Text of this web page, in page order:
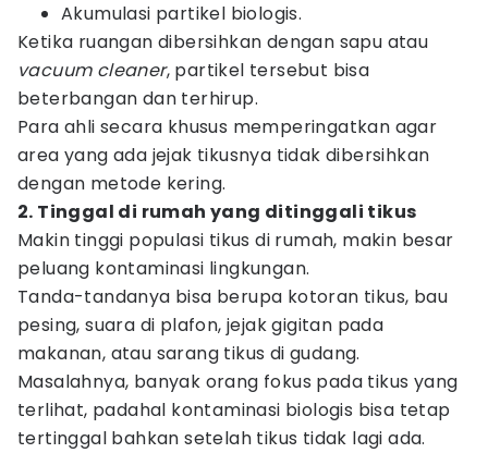
Akumulasi partikel biologis.
Ketika ruangan dibersihkan dengan sapu atau
vacuum cleaner, partikel tersebut bisa
beterbangan dan terhirup.
Para ahli secara khusus memperingatkan agar
area yang ada jejak tikusnya tidak dibersihkan
dengan metode kering.
2. Tinggal di rumah yang ditinggali tikus
Makin tinggi populasi tikus di rumah, makin besar
peluang kontaminasi lingkungan.
Tanda-tandanya bisa berupa kotoran tikus, bau
pesing, suara di plafon, jejak gigitan pada
makanan, atau sarang tikus di gudang.
Masalahnya, banyak orang fokus pada tikus yang
terlihat, padahal kontaminasi biologis bisa tetap
tertinggal bahkan setelah tikus tidak lagi ada.